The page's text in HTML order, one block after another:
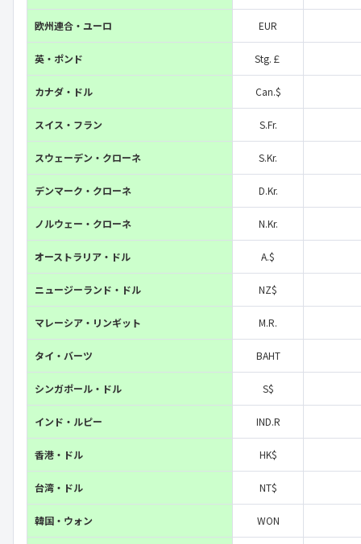
欧州連合・ユーロ EUR
英・ポンド Stg.￡
カナダ・ドル Can.$
スイス・フラン S.Fr.
スウェーデン・クローネ S.Kr.
デンマーク・クローネ D.Kr.
ノルウェー・クローネ N.Kr.
オーストラリア・ドル A.$
ニュージーランド・ドル NZ$
マレーシア・リンギット M.R.
タイ・バーツ BAHT
シンガポール・ドル S$
インド・ルピー IND.R
香港・ドル HK$
台湾・ドル NT$
韓国・ウォン WON